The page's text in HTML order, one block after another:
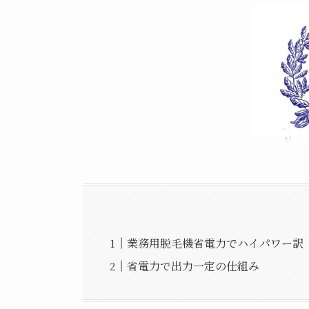
業務用脱毛機省電力でハイパワー訳
省電力で出力一定の仕組み